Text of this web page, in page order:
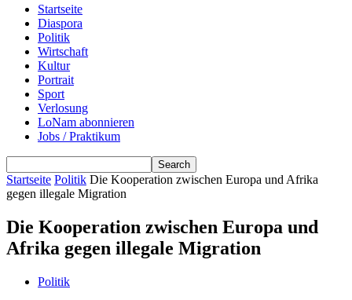
Startseite
Diaspora
Politik
Wirtschaft
Kultur
Portrait
Sport
Verlosung
LoNam abonnieren
Jobs / Praktikum
Startseite Politik Die Kooperation zwischen Europa und Afrika
gegen illegale Migration
Die Kooperation zwischen Europa und
Afrika gegen illegale Migration
Politik